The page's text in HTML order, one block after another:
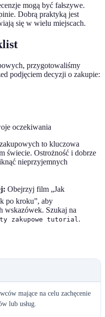
mogą być fałszywe.
Dobrą praktyką jest
się w wielu miejscach.
przygotowaliśmy
podjęciem decyzji o zakupie:
oczekiwania
to kluczowa
świecie. Ostrożność i dobrze
nieprzyjemnych
Obejrzyj film „Jak
po kroku”, aby
wskazówek. Szukaj na
zakupowe tutorial .
mające na celu zachęcenie
lub usług.